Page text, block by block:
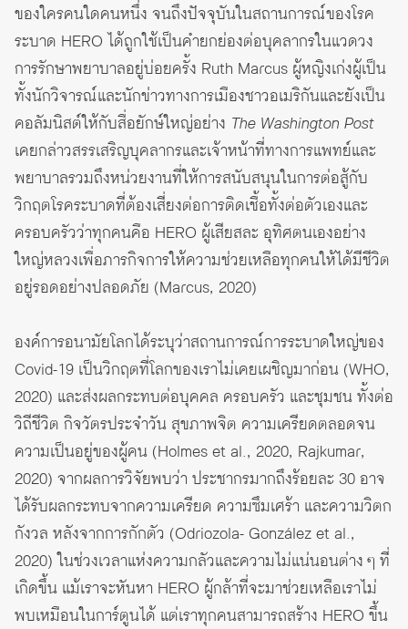
ของใครคนใดคนหนึ่ง จนถึงปัจจุบันในสถานการณ์ของโรค
ระบาด HERO ได้ถูกใช้เป็นคำยกย่องต่อบุคลากรในแวดวง
การรักษาพยาบาลอยู่บ่อยครั้ง Ruth Marcus ผู้หญิงเก่งผู้เป็น
ทั้งนักวิจารณ์และนักข่าวทางการเมืองชาวอเมริกันและยังเป็น
คอลัมนิสต์ให้กับสื่อยักษ์ใหญ่อย่าง The Washington Post
เคยกล่าวสรรเสริญบุคลากรและเจ้าหน้าที่ทางการแพทย์และ
พยาบาลรวมถึงหน่วยงานที่ให้การสนับสนุนในการต่อสู้กับ
วิกฤตโรคระบาดที่ต้องเสี่ยงต่อการติดเชื้อทั้งต่อตัวเองและ
ครอบครัวว่าทุกคนคือ HERO ผู้เสียสละ อุทิศตนเองอย่าง
ใหญ่หลวงเพื่อภารกิจการให้ความช่วยเหลือทุกคนให้ได้มีชีวิต
อยู่รอดอย่างปลอดภัย (Marcus, 2020)
องค์การอนามัยโลกได้ระบุว่าสถานการณ์การระบาดใหญ่ของ
Covid-19 เป็นวิกฤตที่โลกของเราไม่เคยเผชิญมาก่อน (WHO,
2020) และส่งผลกระทบต่อบุคคล ครอบครัว และชุมชน ทั้งต่อ
วิถีชีวิต กิจวัตรประจำวัน สุขภาพจิต ความเครียดตลอดจน
ความเป็นอยู่ของผู้คน (Holmes et al., 2020, Rajkumar,
2020) จากผลการวิจัยพบว่า ประชากรมากถึงร้อยละ 30 อาจ
ได้รับผลกระทบจากความเครียด ความซึมเศร้า และความวิตก
กังวล หลังจากการกักตัว (Odriozola- González et al.,
2020) ในช่วงเวลาแห่งความกลัวและความไม่แน่นอนต่าง ๆ ที่
เกิดขึ้น แม้เราจะหันหา HERO ผู้กล้าที่จะมาช่วยเหลือเราไม่
พบเหมือนในการ์ตูนได้ แต่เราทุกคนสามารถสร้าง HERO ขึ้น